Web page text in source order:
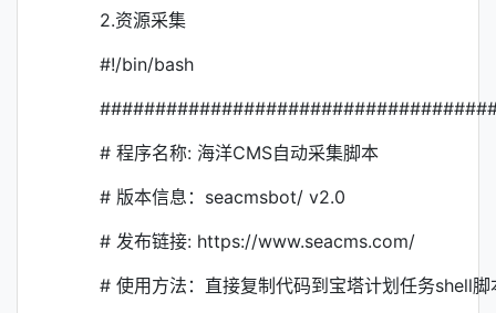
2.资源采集
#!/bin/bash
# 程序名称: 海洋CMS自动采集脚本
# 版本信息：seacmsbot/ v2.0
# 发布链接: https://www.seacms.com/
# 使用方法：直接复制代码到宝塔计划任务shell